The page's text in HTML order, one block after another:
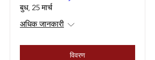
बुध, 25 मार्च
अधिक जानकारी
विवरण